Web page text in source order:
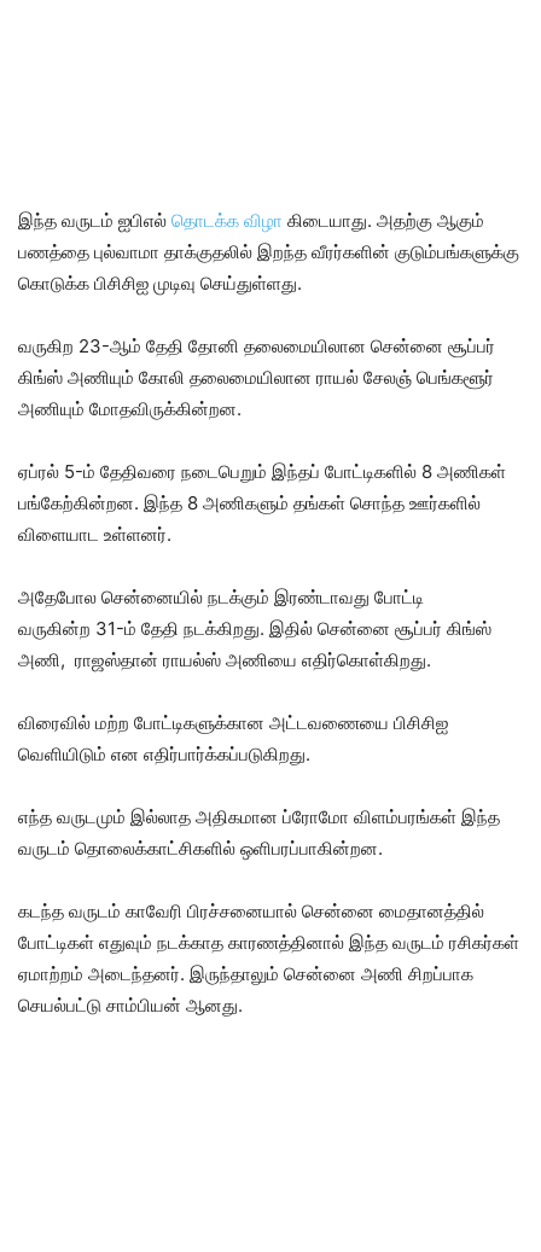
இந்த வருடம் ஐ‌பி‌எல் தொடக்க விழா கிடையாது. அதற்கு ஆகும்
பணத்தை புல்வாமா தாக்குதலில் இறந்த வீரர்களின் குடும்பங்களுக்கு
கொடுக்க பி‌சி‌சி‌ஐ முடிவு செய்துள்ளது.
வருகிற 23-ஆம் தேதி தோனி தலைமையிலான சென்னை சூப்பர்
கிங்ஸ் அணியும் கோலி தலைமையிலான ராயல் சேலஞ் பெங்களூர்
அணியும் மோதவிருக்கின்றன.
ஏப்ரல் 5-ம் தேதிவரை நடைபெறும் இந்தப் போட்டிகளில் 8 அணிகள்
பங்கேற்கின்றன. இந்த 8 அணிகளும் தங்கள் சொந்த ஊர்களில்
விளையாட உள்ளனர்.
அதேபோல சென்னையில் நடக்கும் இரண்டாவது போட்டி
வருகின்ற 31-ம் தேதி நடக்கிறது. இதில் சென்னை சூப்பர் கிங்ஸ்
அணி, ராஜஸ்தான் ராயல்ஸ் அணியை எதிர்கொள்கிறது.
விரைவில் மற்ற போட்டிகளுக்கான அட்டவணையை பிசிசிஐ
வெளியிடும் என எதிர்பார்க்கப்படுகிறது.
எந்த வருடமும் இல்லாத அதிகமான ப்ரோமோ விளம்பரங்கள் இந்த
வருடம் தொலைக்காட்சிகளில் ஒளிபரப்பாகின்றன.
கடந்த வருடம் காவேரி பிரச்சனையால் சென்னை மைதானத்தில்
போட்டிகள் எதுவும் நடக்காத காரணத்தினால் இந்த வருடம் ரசிகர்கள்
ஏமாற்றம் அடைந்தனர். இருந்தாலும் சென்னை அணி சிறப்பாக
செயல்பட்டு சாம்பியன் ஆனது.